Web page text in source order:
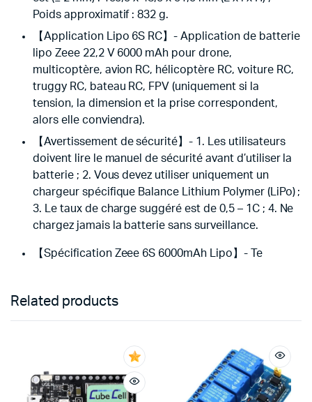
Poids approximatif : 832 g.
【Application Lipo 6S RC】- Application de batterie
lipo Zeee 22,2 V 6000 mAh pour drone,
multicoptère, avion RC, hélicoptère RC, voiture RC,
truggy RC, bateau RC, FPV (uniquement si la
tension, la dimension et la prise correspondent,
alors elle conviendra).
【Avertissement de sécurité】- 1. Les utilisateurs
doivent lire le manuel de sécurité avant d’utiliser la
batterie ; 2. Vous devez utiliser uniquement un
chargeur spécifique Balance Lithium Polymer (LiPo) ;
3. Le taux de charge suggéré est de 0,5 – 1C ; 4. Ne
chargez jamais la batterie sans surveillance.
【Spécification Zeee 6S 6000mAh Lipo】- Te
Related products